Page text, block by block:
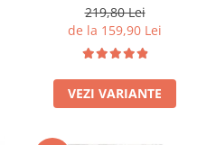
219,80 Lei
de la 159,90 Lei
VEZI VARIANTE